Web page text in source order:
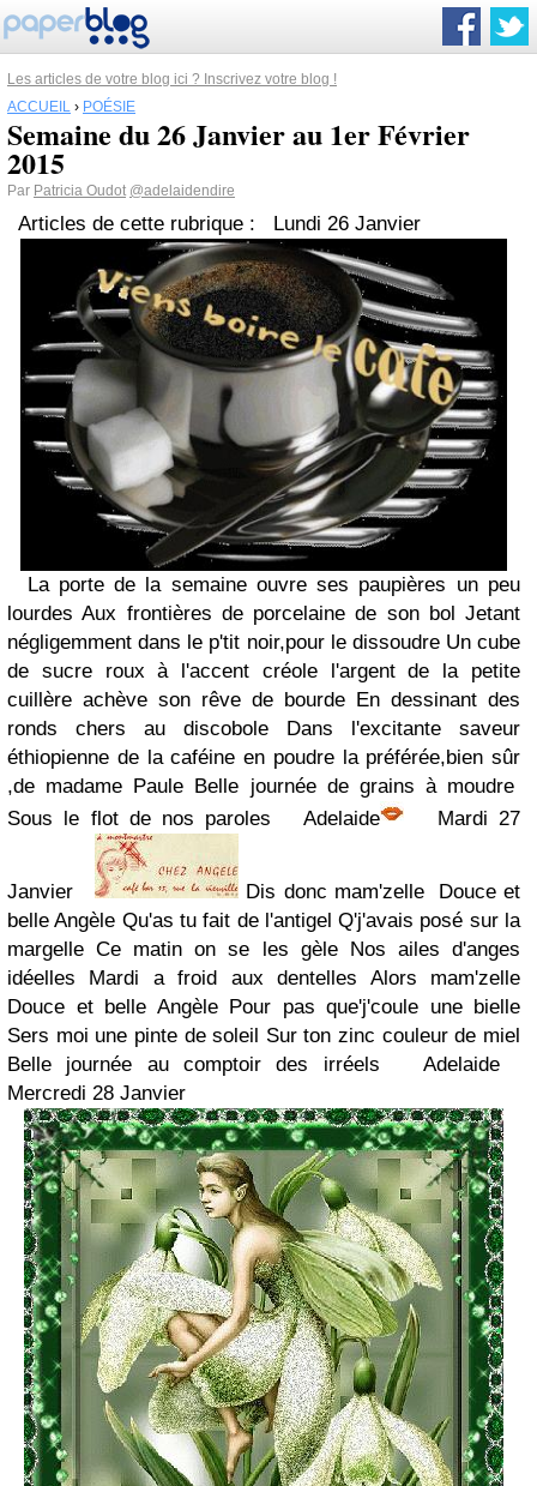
Les articles de votre blog ici ? Inscrivez votre blog !
ACCUEIL › POÉSIE
Semaine du 26 Janvier au 1er Février
2015
Par Patricia Oudot @adelaidendire
Articles de cette rubrique : Lundi 26 Janvier
La porte de la semaine ouvre ses paupières un peu
lourdes Aux frontières de porcelaine de son bol Jetant
négligemment dans le p'tit noir,pour le dissoudre Un cube
de sucre roux à l'accent créole l'argent de la petite
cuillère achève son rêve de bourde En dessinant des
ronds chers au discobole Dans l'excitante saveur
éthiopienne de la caféine en poudre la préférée,bien sûr
,de madame Paule Belle journée de grains à moudre
Sous le flot de nos paroles Adelaide
Mardi 27
Janvier
Dis donc mam'zelle Douce et
belle Angèle Qu'as tu fait de l'antigel Q'j'avais posé sur la
margelle Ce matin on se les gèle Nos ailes d'anges
idéelles Mardi a froid aux dentelles Alors mam'zelle
Douce et belle Angèle Pour pas que'j'coule une bielle
Sers moi une pinte de soleil Sur ton zinc couleur de miel
Belle journée au comptoir des irréels Adelaide
Mercredi 28 Janvier